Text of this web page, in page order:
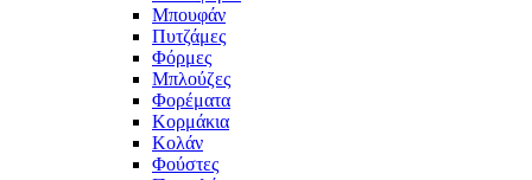
Μπουφάν
Πυτζάμες
Φόρμες
Μπλούζες
Φορέματα
Κορμάκια
Κολάν
Φούστες